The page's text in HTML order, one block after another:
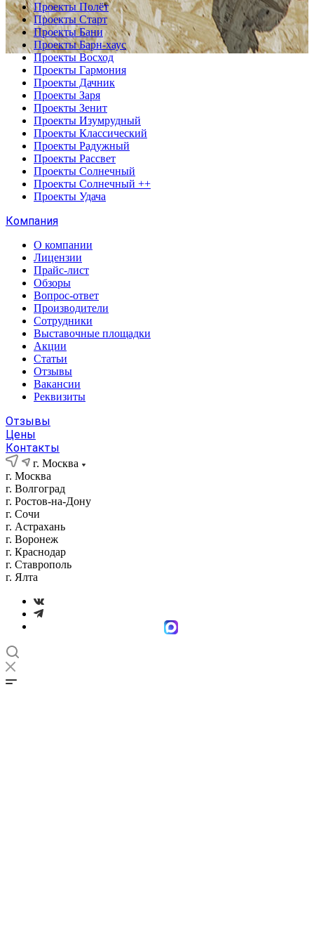
Проекты Полёт
Проекты Старт
Проекты Бани
Проекты Барн-хаус
Проекты Восход
Проекты Гармония
Проекты Дачник
Проекты Заря
Проекты Зенит
Проекты Изумрудный
Проекты Классический
Проекты Радужный
Проекты Рассвет
Проекты Солнечный
Проекты Солнечный ++
Проекты Удача
Компания
О компании
Лицензии
Прайс-лист
Обзоры
Вопрос-ответ
Производители
Сотрудники
Выставочные площадки
Акции
Статьи
Отзывы
Вакансии
Реквизиты
Отзывы
Цены
Контакты
г. Москва
г. Москва
г. Волгоград
г. Ростов-на-Дону
г. Сочи
г. Астрахань
г. Воронеж
г. Краснодар
г. Ставрополь
г. Ялта